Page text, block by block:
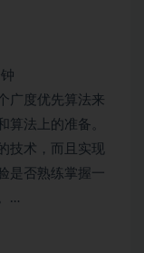
广度优先算法来
算法上的准备。
技术，而且实现
是否熟练掌握一
…